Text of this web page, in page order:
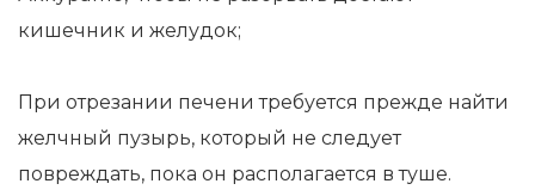
кишечник и желудок;
При отрезании печени требуется прежде найти
желчный пузырь, который не следует
повреждать, пока он располагается в туше.